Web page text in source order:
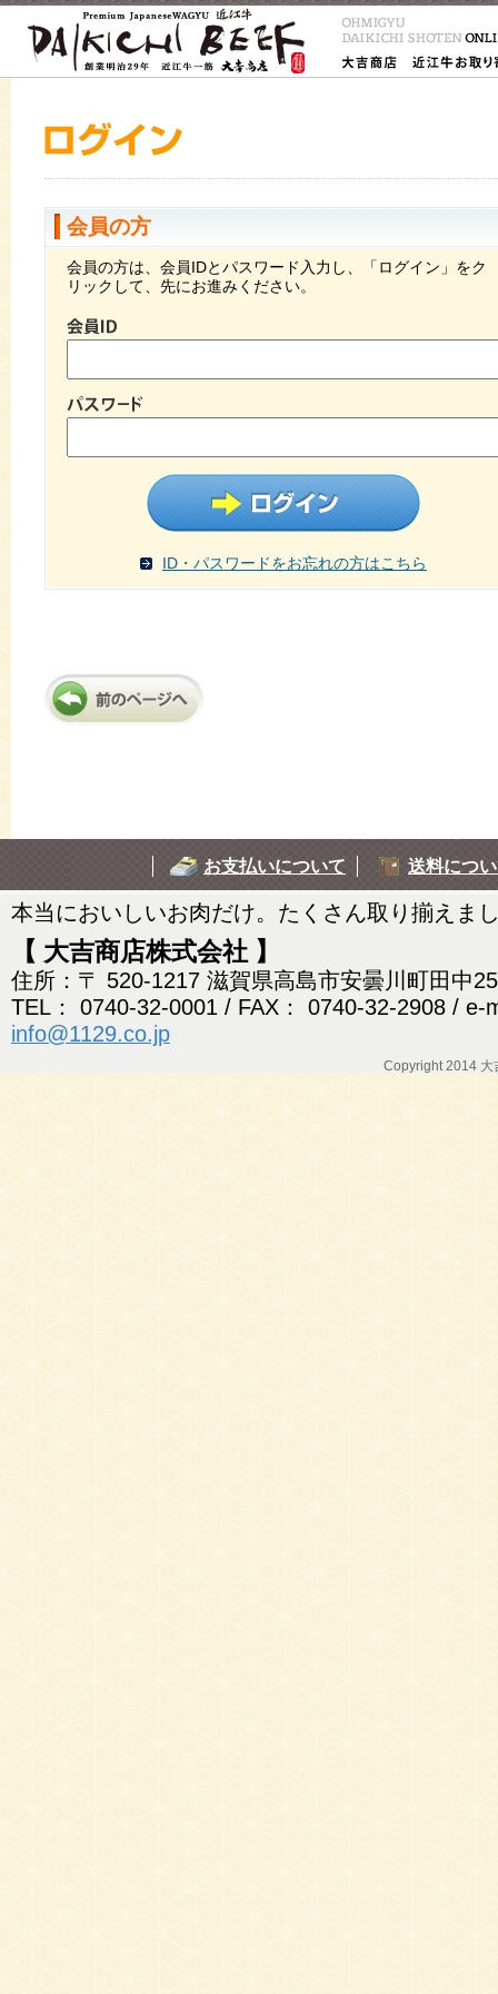
会員の方
会員の方は、会員IDとパスワード入力し、「ログイン」をク
リックして、先にお進みください。
ID・パスワードをお忘れの方はこちら
お支払いについて 送料につ
本当においしいお肉だけ。たくさん取り揃えま
【 大吉商店株式会社 】
住所：〒 520-1217 滋賀県高島市安曇川町田中
TEL： 0740-32-0001 / FAX： 0740-32-2908 / e-
info@1129.co.jp
Copyright 2014 大